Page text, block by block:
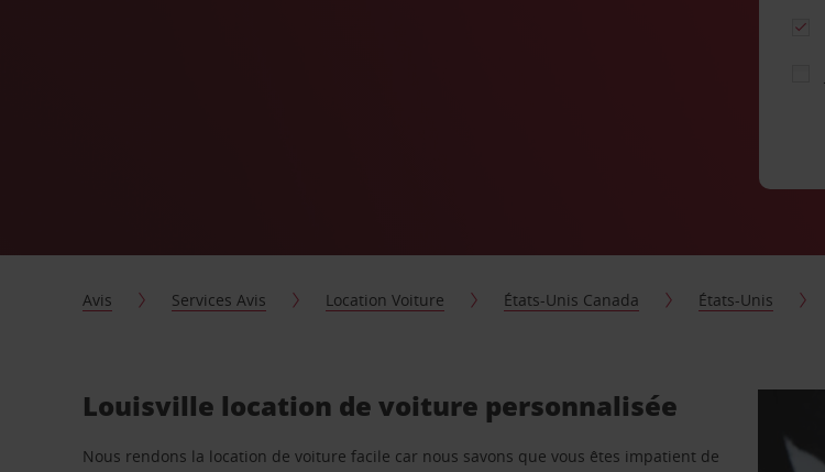
Avis Services Avis Location Voiture États-Unis Canada États-Unis
Louisville location de voiture personnalisée
Nous rendons la location de voiture facile car nous savons que vous êtes impatient de